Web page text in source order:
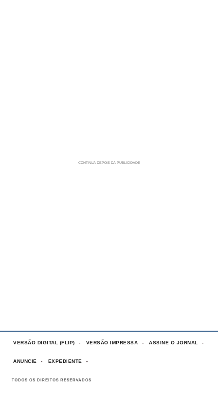
VERSÃO DIGITAL (FLIP) VERSÃO IMPRESSA ASSINE O JORNAL
ANUNCIE EXPEDIENTE
TODOS OS DIREITOS RESERVADOS